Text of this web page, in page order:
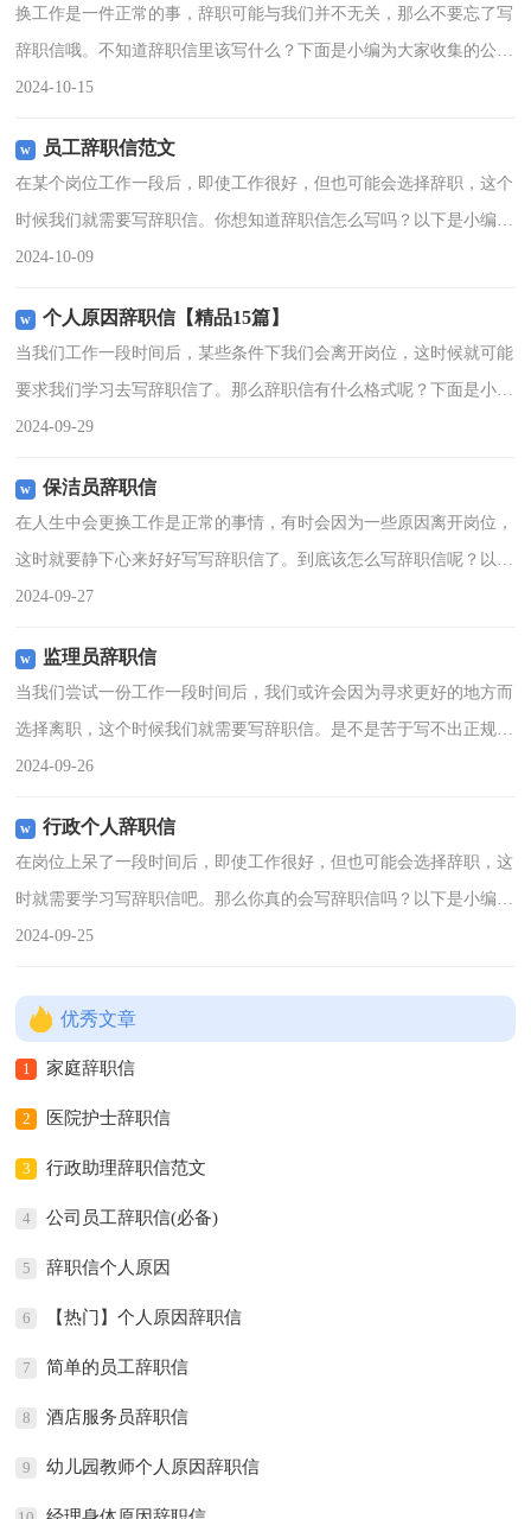
换工作是一件正常的事，辞职可能与我们并不无关，那么不要忘了写
辞职信哦。不知道辞职信里该写什么？下面是小编为大家收集的公司
员工辞职信，欢迎大家借鉴与参考，希望对大家有所帮助。公司员工
2024-10-15
员工辞职信范文
在某个岗位工作一段后，即使工作很好，但也可能会选择辞职，这个
时候我们就需要写辞职信。你想知道辞职信怎么写吗？以下是小编精
心整理的员工辞职信范文，希望对大家有所帮助。员工辞职信范文1
2024-10-09
个人原因辞职信【精品15篇】
当我们工作一段时间后，某些条件下我们会离开岗位，这时候就可能
要求我们学习去写辞职信了。那么辞职信有什么格式呢？下面是小编
收集整理的个人原因辞职信，仅供参考，欢迎大家阅读。个人原因辞
2024-09-29
保洁员辞职信
在人生中会更换工作是正常的事情，有时会因为一些原因离开岗位，
这时就要静下心来好好写写辞职信了。到底该怎么写辞职信呢？以下
是小编帮大家整理的保洁员辞职信，欢迎大家借鉴与参考，希望对大
2024-09-27
监理员辞职信
当我们尝试一份工作一段时间后，我们或许会因为寻求更好的地方而
选择离职，这个时候我们就需要写辞职信。是不是苦于写不出正规的
辞职信呢？下面是小编整理的监理员辞职信，仅供参考，大家一起来
2024-09-26
行政个人辞职信
在岗位上呆了一段时间后，即使工作很好，但也可能会选择辞职，这
时就需要学习写辞职信吧。那么你真的会写辞职信吗？以下是小编为
大家收集的行政个人辞职信，欢迎大家借鉴与参考，希望对大家有所
2024-09-25
优秀文章
1 家庭辞职信
2 医院护士辞职信
3 行政助理辞职信范文
4 公司员工辞职信(必备)
5 辞职信个人原因
6 【热门】个人原因辞职信
7 简单的员工辞职信
8 酒店服务员辞职信
9 幼儿园教师个人原因辞职信